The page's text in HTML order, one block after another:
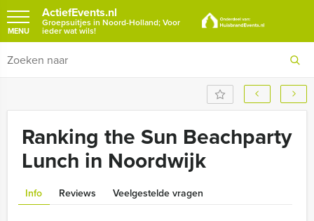
ActiefEvents.nl
Groepsuitjes in Noord-Holland; Voor
ieder wat wils!
MENU
Ranking the Sun Beachparty
Lunch in Noordwijk
Info Reviews Veelgestelde vragen